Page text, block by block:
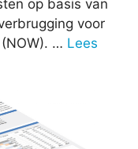
op basis van
voor
… Lees